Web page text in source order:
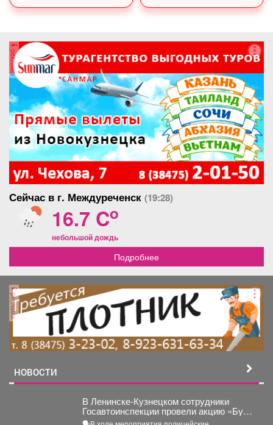
реклама
Сейчас в г. Междуреченск (19:28)
16.7 Co
небольшой дождь
Подробнее
реклама
НОВОСТИ
В Ленинске-Кузнецком сотрудники
Госавтоинспекции провели акцию «Будь
трезвым в пути»